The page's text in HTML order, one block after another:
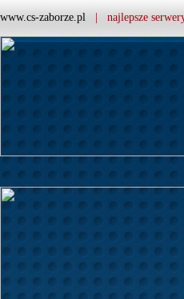
www.cs-zaborze.pl | najlepsze